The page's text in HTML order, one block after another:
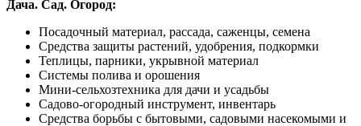
Дача. Сад. Огород:
Посадочный материал, рассада, саженцы, семена
Средства защиты растений, удобрения, подкормки
Теплицы, парники, укрывной материал
Системы полива и орошения
Мини-сельхозтехника для дачи и усадьбы
Садово-огородный инструмент, инвентарь
Средства борьбы с бытовыми, садовыми насекомыми и